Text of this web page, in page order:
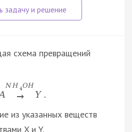
схема превращений
N H 4OH
→ Y .
из указанных веществ
X и Y.